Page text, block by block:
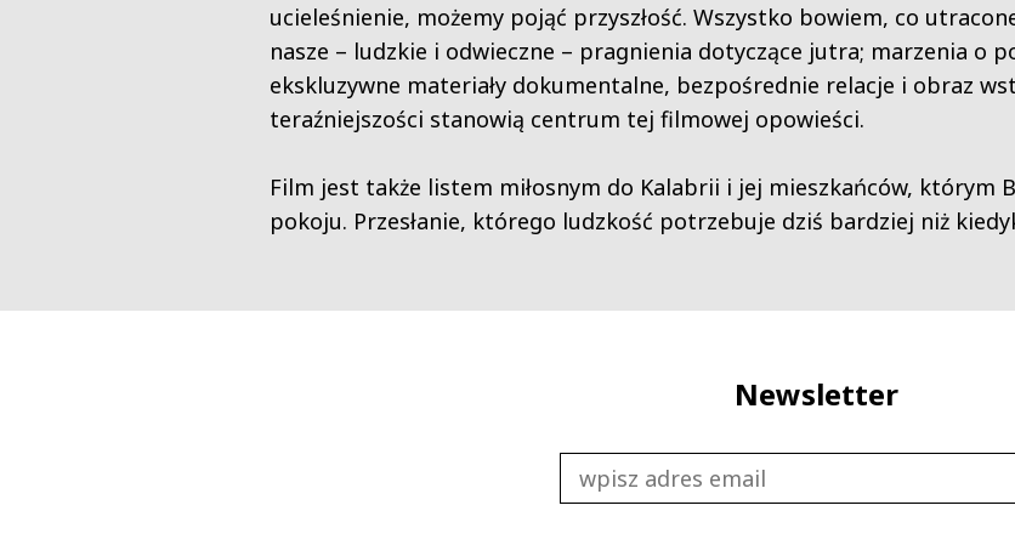
ucieleśnienie, możemy pojąć przyszłość. Wszystko bowiem, co
nasze – ludzkie i odwieczne – pragnienia dotyczące jutra; marzenia o
ekskluzywne materiały dokumentalne, bezpośrednie relacje i obraz
teraźniejszości stanowią centrum tej filmowej opowieści.
Film jest także listem miłosnym do Kalabrii i jej mieszkańców, którym
pokoju. Przesłanie, którego ludzkość potrzebuje dziś bardziej niż
Newsletter